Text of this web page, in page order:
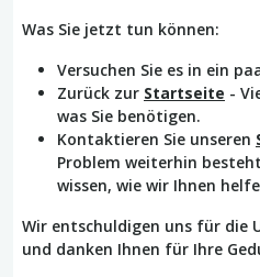
Was Sie jetzt tun können:
Versuchen Sie es in ein
Zurück zur Startseite -
was Sie benötigen.
Kontaktieren Sie unseren
Problem weiterhin
wissen, wie wir Ihnen
Wir entschuldigen uns für die
und danken Ihnen für Ihre